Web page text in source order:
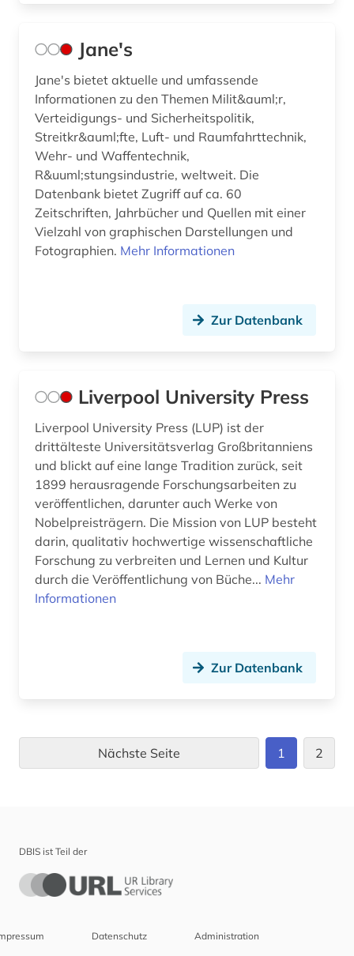
Jane's
Jane's bietet aktuelle und umfassende
Informationen zu den Themen Milit&auml;r,
Verteidigungs- und Sicherheitspolitik,
Streitkr&auml;fte, Luft- und Raumfahrttechnik,
Wehr- und Waffentechnik,
R&uuml;stungsindustrie, weltweit. Die
Datenbank bietet Zugriff auf ca. 60
Zeitschriften, Jahrbücher und Quellen mit einer
Vielzahl von graphischen Darstellungen und
Fotographien. Mehr Informationen
Zur Datenbank
Liverpool University Press
Liverpool University Press (LUP) ist der
drittälteste Universitätsverlag Großbritanniens
und blickt auf eine lange Tradition zurück, seit
1899 herausragende Forschungsarbeiten zu
veröffentlichen, darunter auch Werke von
Nobelpreisträgern. Die Mission von LUP besteht
darin, qualitativ hochwertige wissenschaftliche
Forschung zu verbreiten und Lernen und Kultur
durch die Veröffentlichung von Büche... Mehr
Informationen
Zur Datenbank
Nächste Seite 1 2
DBIS ist Teil der
Datenschutz Administration